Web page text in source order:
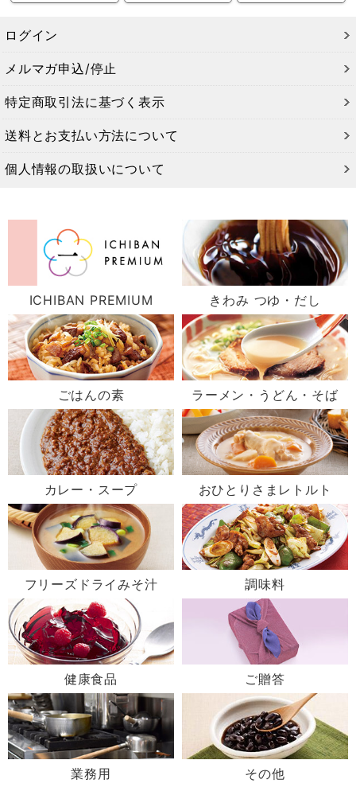
ログイン
メルマガ申込/停止
特定商取引法に基づく表示
送料とお支払い方法について
個人情報の取扱いについて
ICHIBAN PREMIUM きわみ つゆ・だし
ごはんの素 ラーメン・うどん・そば
カレー・スープ おひとりさまレトルト
フリーズドライみそ汁 調味料
健康食品 ご贈答
業務用 その他